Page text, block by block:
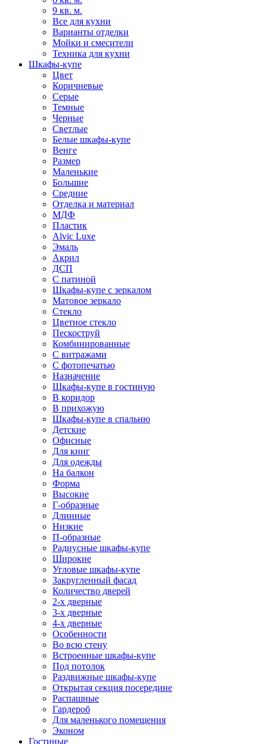
9 кв. м.
Все для кухни
Варианты отделки
Мойки и смесители
Техника для кухни
Шкафы-купе
Цвет
Коричневые
Серые
Темные
Черные
Светлые
Белые шкафы-купе
Венге
Размер
Маленькие
Большие
Средние
Отделка и материал
МДФ
Пластик
Alvic Luxe
Эмаль
Акрил
ДСП
С патиной
Шкафы-купе с зеркалом
Матовое зеркало
Стекло
Цветное стекло
Пескоструй
Комбинированные
С витражами
С фотопечатью
Назначение
Шкафы-купе в гостиную
В коридор
В прихожую
Шкафы-купе в спальню
Детские
Офисные
Для книг
Для одежды
На балкон
Форма
Высокие
Г-образные
Длинные
Низкие
П-образные
Радиусные шкафы-купе
Широкие
Угловые шкафы-купе
Закругленный фасад
Количество дверей
2-х дверные
3-х дверные
4-х дверные
Особенности
Во всю стену
Встроенные шкафы-купе
Под потолок
Раздвижные шкафы-купе
Открытая секция посередине
Распашные
Гардероб
Для маленького помещения
Эконом
Гостиные